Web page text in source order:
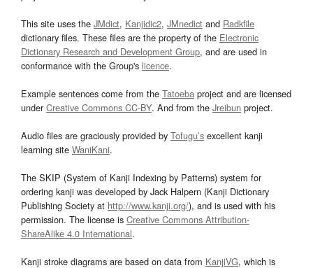
This site uses the JMdict, Kanjidic2, JMnedict and Radkfile
dictionary files. These files are the property of the Electronic
Dictionary Research and Development Group, and are used in
conformance with the Group's licence.
Example sentences come from the Tatoeba project and are licensed
underCreative Commons CC-BY. And from the Jreibun project.
Audio files are graciously provided by Tofugu’s excellent kanji
learning site WaniKani.
The SKIP (System of Kanji Indexing by Patterns) system for
ordering kanji was developed by Jack Halpern (Kanji Dictionary
Publishing Society at http://www.kanji.org/), and is used with his
permission. The license is Creative Commons Attribution-
ShareAlike 4.0 International.
Kanji stroke diagrams are based on data from KanjiVG, which is